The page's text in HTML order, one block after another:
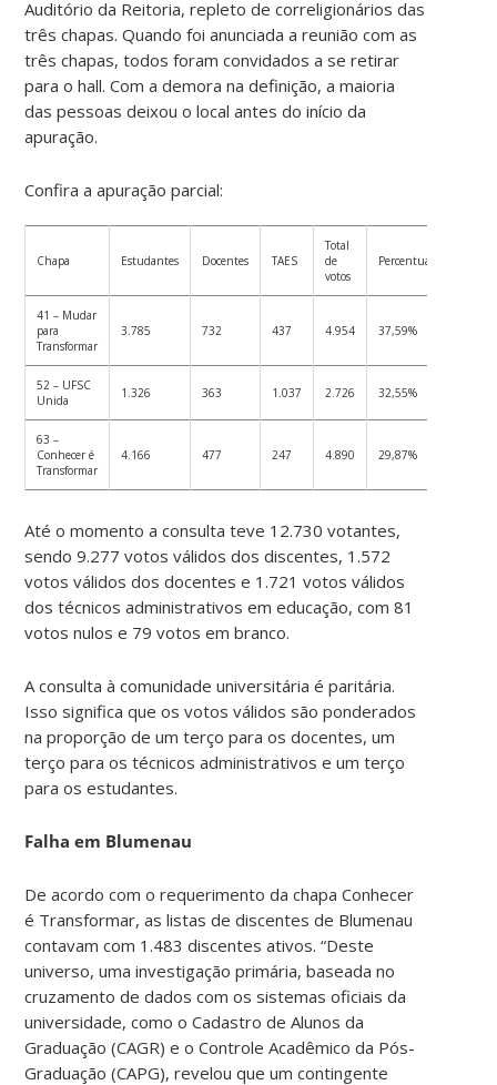
Auditório da Reitoria, repleto de correligionários das
três chapas. Quando foi anunciada a reunião com as
três chapas, todos foram convidados a se retirar
para o hall. Com a demora na definição, a maioria
das pessoas deixou o local antes do início da
apuração.
Confira a apuração parcial:
Chapa Estudantes Docentes TAES
Total
de
votos
Percentual
41 – Mudar
para
Transformar
3.785 732 437 4.954 37,59%
52 – UFSC
Unida
1.326 363 1.037 2.726 32,55%
63 –
Conhecer é
Transformar
4.166 477 247 4.890 29,87%
Até o momento a consulta teve 12.730 votantes,
sendo 9.277 votos válidos dos discentes, 1.572
votos válidos dos docentes e 1.721 votos válidos
dos técnicos administrativos em educação, com 81
votos nulos e 79 votos em branco.
A consulta à comunidade universitária é paritária.
Isso significa que os votos válidos são ponderados
na proporção de um terço para os docentes, um
terço para os técnicos administrativos e um terço
para os estudantes.
Falha em Blumenau
De acordo com o requerimento da chapa Conhecer
é Transformar, as listas de discentes de Blumenau
contavam com 1.483 discentes ativos. “Deste
universo, uma investigação primária, baseada no
cruzamento de dados com os sistemas oficiais da
universidade, como o Cadastro de Alunos da
Graduação (CAGR) e o Controle Acadêmico da Pós-
Graduação (CAPG), revelou que um contingente